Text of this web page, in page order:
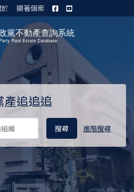
於 顯著個案
產追追追
進階搜尋